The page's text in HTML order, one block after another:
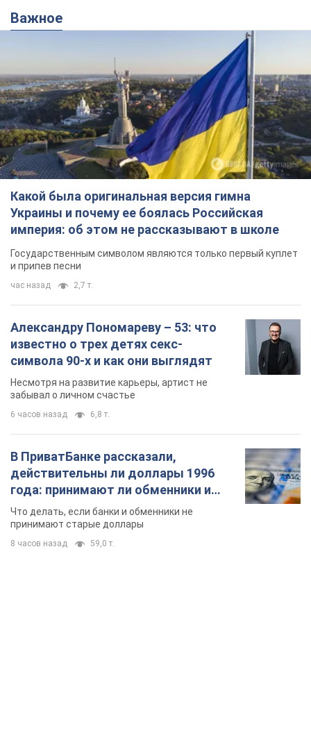
Важное
Какой была оригинальная версия гимна
Украины и почему ее боялась Российская
империя: об этом не рассказывают в школе
Государственным символом являются только первый куплет
и припев песни
час назад 2,7 т.
Александру Пономареву – 53: что
известно о трех детях секс-
символа 90-х и как они выглядят
Несмотря на развитие карьеры, артист не
забывал о личном счастье
6 часов назад 6,8 т.
В ПриватБанке рассказали,
действительны ли доллары 1996
года: принимают ли обменники и
банки такие купюры
Что делать, если банки и обменники не
принимают старые доллары
8 часов назад 59,0 т.